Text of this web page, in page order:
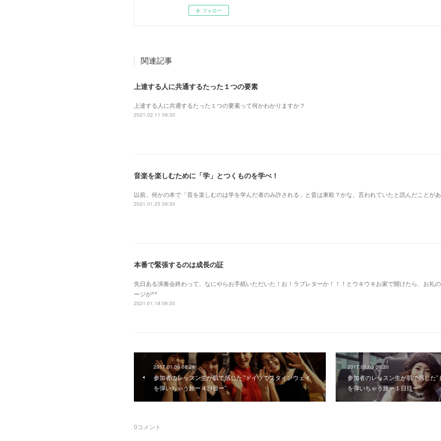
フォロー
関連記事
上達する人に共通するたった１つの要素
上達する人に共通するたった１つの要素って何かわかりますか？
2021.02.11 09:30
音楽を楽しむために「学」とつくものを学べ！
以前、何かの本で「音を楽しむのは学を学んだ者のみ許される」と昔は東欧？かな、言われていたと読んだことが
2021.01.25 09:30
本番で緊張するのは成長の証
先日ある演奏会終わって、なにやらお手紙いただいた！お！ラブレターか！！！とウキウキお家で開けたら、お礼
ージが^^
2021.01.18 09:30
2017.01.09 08:28
参加者のレッスン生が肌で感じた ”ドイツでスタインウェイ
を弾いちゃう旅ー４日目ー”
2017.01.03 06:20
参加者のレッスン生が肌で感じた
を弾いちゃう旅ー１日目ー”
0コメント